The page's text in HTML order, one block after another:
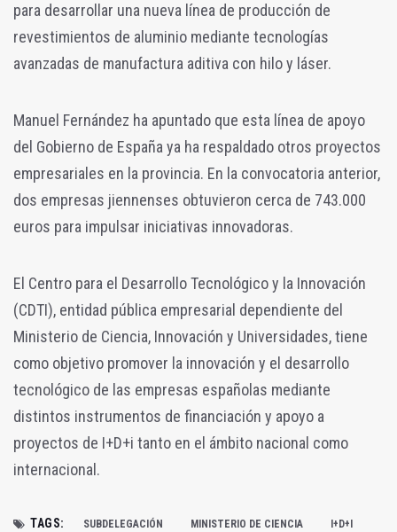
para desarrollar una nueva línea de producción de
revestimientos de aluminio mediante tecnologías
avanzadas de manufactura aditiva con hilo y láser.
Manuel Fernández ha apuntado que esta línea de apoyo
del Gobierno de España ya ha respaldado otros proyectos
empresariales en la provincia. En la convocatoria anterior,
dos empresas jiennenses obtuvieron cerca de 743.000
euros para impulsar iniciativas innovadoras.
El Centro para el Desarrollo Tecnológico y la Innovación
(CDTI), entidad pública empresarial dependiente del
Ministerio de Ciencia, Innovación y Universidades, tiene
como objetivo promover la innovación y el desarrollo
tecnológico de las empresas españolas mediante
distintos instrumentos de financiación y apoyo a
proyectos de I+D+i tanto en el ámbito nacional como
internacional.
TAGS: SUBDELEGACIÓN MINISTERIO DE CIENCIA I+D+I